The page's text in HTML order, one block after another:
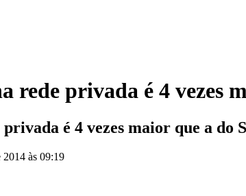
rede privada é 4 vezes
é 4 vezes maior que a do
2014 às 09:19